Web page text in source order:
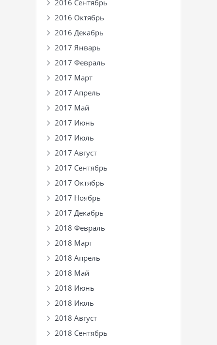
2016 Сентябрь
2016 Октябрь
2016 Декабрь
2017 Январь
2017 Февраль
2017 Март
2017 Апрель
2017 Май
2017 Июнь
2017 Июль
2017 Август
2017 Сентябрь
2017 Октябрь
2017 Ноябрь
2017 Декабрь
2018 Февраль
2018 Март
2018 Апрель
2018 Май
2018 Июнь
2018 Июль
2018 Август
2018 Сентябрь